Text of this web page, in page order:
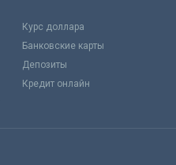
Курс доллара
Банковские карты
Депозиты
Кредит онлайн